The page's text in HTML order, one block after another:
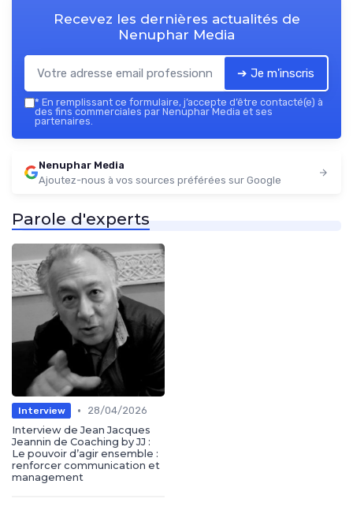
Recevez les dernières actualités de
Nenuphar Media
➔ Je m'inscris
* En remplissant ce formulaire, j’accepte d’être contacté(e) à
des fins commerciales par Nenuphar Media et ses
partenaires.
Nenuphar Media
Ajoutez-nous à vos sources préférées sur Google
Parole d'experts
Interview •
28/04/2026
Interview de Jean Jacques
Jeannin de Coaching by JJ :
Le pouvoir d’agir ensemble :
renforcer communication et
management